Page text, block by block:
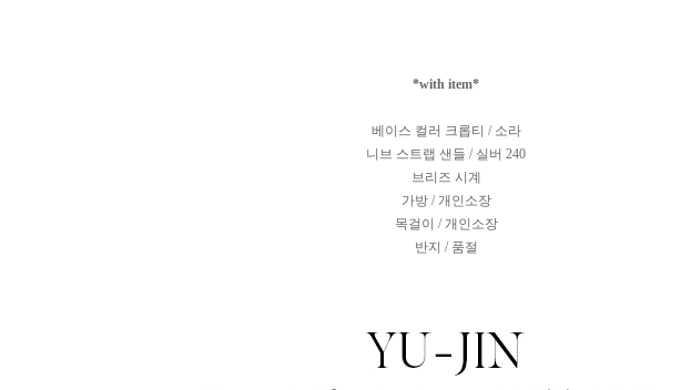
*with item*
베이스 컬러 크롭티 / 소라
니브 스트랩 샌들 / 실버 240
브리즈 시계
가방 / 개인소장
목걸이 / 개인소장
반지 / 품절